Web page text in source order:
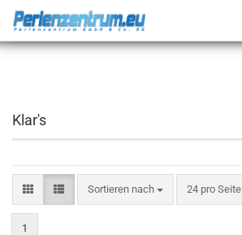
Klar's
Sortieren nach 24 pro Seite
1